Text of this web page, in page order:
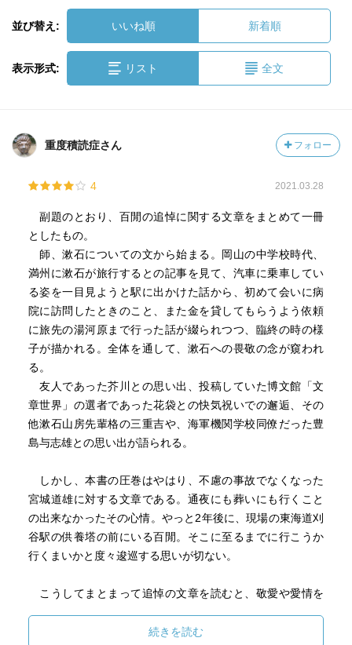
並び替え: いいね順 新着順
表示形式: リスト 全文
重度積読症さん フォロー
4 2021.03.28
副題のとおり、百閒の追悼に関する文章をまとめて一冊
としたもの。
師、漱石についての文から始まる。岡山の中学校時代、
満州に漱石が旅行するとの記事を見て、汽車に乗車してい
る姿を一目見ようと駅に出かけた話から、初めて会いに病
院に訪問したときのこと、また金を貸してもらうよう依頼
に旅先の湯河原まで行った話が綴られつつ、臨終の時の様
子が描かれる。全体を通して、漱石への畏敬の念が窺われ
る。
友人であった芥川との思い出、投稿していた博文館「文
章世界」の選者であった花袋との快気祝いでの邂逅、その
他漱石山房先輩格の三重吉や、海軍機関学校同僚だった豊
島与志雄との思い出が語られる。
しかし、本書の圧巻はやはり、不慮の事故でなくなった
宮城道雄に対する文章である。通夜にも葬いにも行くこと
の出来なかったその心情。やっと2年後に、現場の東海道刈
谷駅の供養塔の前にいる百閒。そこに至るまでに行こうか
行くまいかと度々逡巡する思いが切ない。
こうしてまとまって追悼の文章を読むと、敬愛や愛情を
続きを読む